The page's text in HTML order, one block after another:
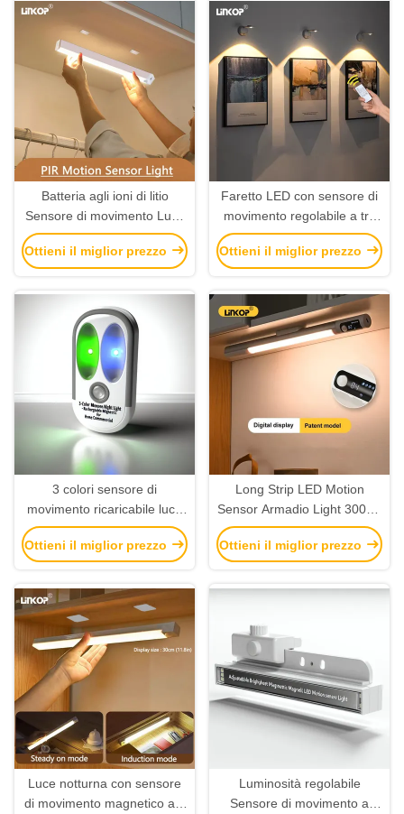
Batteria agli ioni di litio
Sensore di movimento Luce
notturna PIR Luce armadio
dimmabile 3000K 4500K
Ottieni il miglior prezzo
Faretto LED con sensore di
movimento regolabile a tre
colori, telecomando e
sensore di movimento,
Ottieni il miglior prezzo
3 colori sensore di
movimento ricaricabile luce
notturna magnetico wireless
per la casa OEM
Ottieni il miglior prezzo
Long Strip LED Motion
Sensor Armadio Light 3000K
4500K 6000K Installazione
magnetica
Ottieni il miglior prezzo
Luce notturna con sensore
di movimento magnetico a 3
Luminosità regolabile
Sensore di movimento a